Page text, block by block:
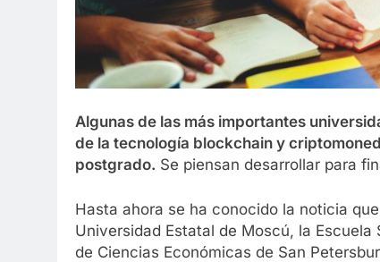
Algunas de las más importantes
de la tecnología blockchain y
postgrado. Se piensan desarrollar para
Hasta ahora se ha conocido la noticia
Universidad Estatal de Moscú, la
de Ciencias Económicas de San